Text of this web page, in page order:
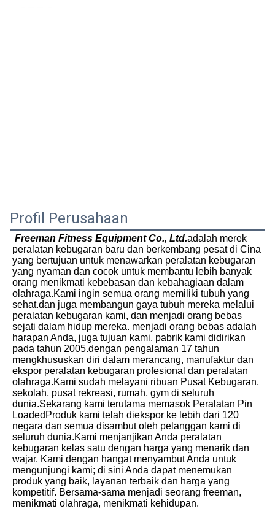
Profil Perusahaan
Freeman Fitness Equipment Co., Ltd.adalah merek
peralatan kebugaran baru dan berkembang pesat di Cina
yang bertujuan untuk menawarkan peralatan kebugaran
yang nyaman dan cocok untuk membantu lebih banyak
orang menikmati kebebasan dan kebahagiaan dalam
olahraga.Kami ingin semua orang memiliki tubuh yang
sehat.dan juga membangun gaya tubuh mereka melalui
peralatan kebugaran kami, dan menjadi orang bebas
sejati dalam hidup mereka. menjadi orang bebas adalah
harapan Anda, juga tujuan kami. pabrik kami didirikan
pada tahun 2005.dengan pengalaman 17 tahun
mengkhususkan diri dalam merancang, manufaktur dan
ekspor peralatan kebugaran profesional dan peralatan
olahraga.Kami sudah melayani ribuan Pusat Kebugaran,
sekolah, pusat rekreasi, rumah, gym di seluruh
dunia.Sekarang kami terutama memasok Peralatan Pin
LoadedProduk kami telah diekspor ke lebih dari 120
negara dan semua disambut oleh pelanggan kami di
seluruh dunia.Kami menjanjikan Anda peralatan
kebugaran kelas satu dengan harga yang menarik dan
wajar. Kami dengan hangat menyambut Anda untuk
mengunjungi kami; di sini Anda dapat menemukan
produk yang baik, layanan terbaik dan harga yang
kompetitif. Bersama-sama menjadi seorang freeman,
menikmati olahraga, menikmati kehidupan.